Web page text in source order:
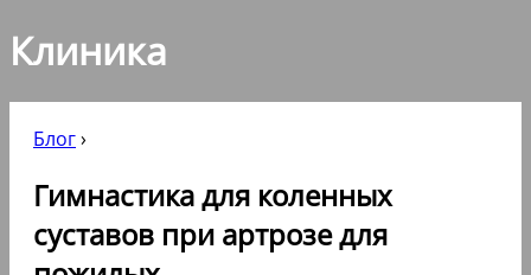
Клиника
Блог›
Гимнастика для коленных
суставов при артрозе для